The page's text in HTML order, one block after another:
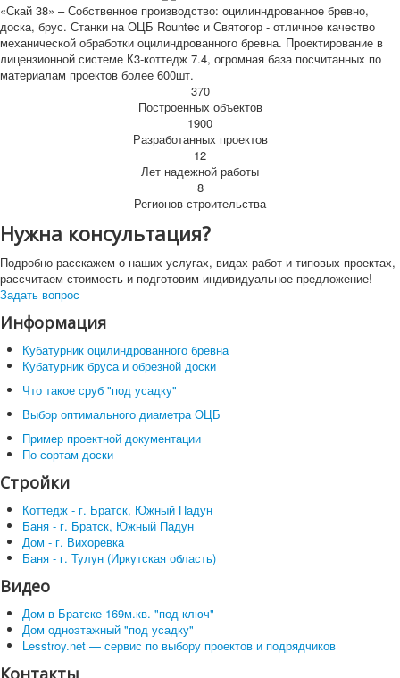
«Скай 38» – Собственное производство: оцилинндрованное бревно,
доска, брус. Станки на ОЦБ Rountec и Святогор - отличное качество
механической обработки оцилиндрованного бревна. Проектирование в
лицензионной системе К3-коттедж 7.4, огромная база посчитанных по
материалам проектов более 600шт.
370
Построенных объектов
1900
Разработанных проектов
12
Лет надежной работы
8
Регионов строительства
Нужна консультация?
Подробно расскажем о наших услугах, видах работ и типовых проектах,
рассчитаем стоимость и подготовим индивидуальное предложение!
Задать вопрос
Информация
Кубатурник оцилиндрованного бревна
Кубатурник бруса и обрезной доски
Что такое сруб "под усадку"
Выбор оптимального диаметра ОЦБ
Пример проектной документации
По сортам доски
Стройки
Коттедж - г. Братск, Южный Падун
Баня - г. Братск, Южный Падун
Дом - г. Вихоревка
Баня - г. Тулун (Иркутская область)
Видео
Дом в Братске 169м.кв. "под ключ"
Дом одноэтажный "под усадку"
Lesstroy.net — сервис по выбору проектов и подрядчиков
Контакты